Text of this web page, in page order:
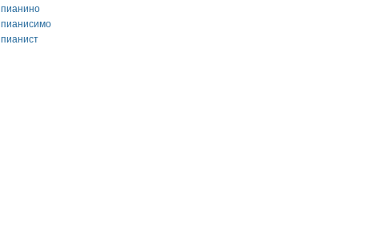
пианино
пианисимо
пианист